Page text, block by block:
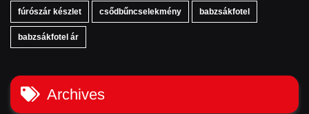
fúrószár készlet csődbűncselekmény babzsákfotel
babzsákfotel ár
Archives